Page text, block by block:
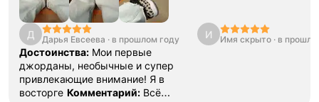
Д Дарья Евсеева · в прошлом году
Достоинства: Мои первые
джорданы, необычные и супер
привлекающие внимание! Я в
восторге Комментарий: Всё
И Имя скрыто · в